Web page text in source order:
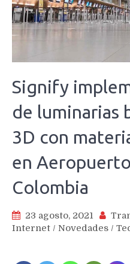
Signify
de luminarias
3D con
en
Colombia
23 agosto, 2021
Internet / Novedades /